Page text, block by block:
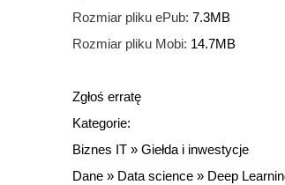
Rozmiar pliku ePub: 7.3MB
Rozmiar pliku Mobi: 14.7MB
Zgłoś erratę
Kategorie:
Biznes IT » Giełda i inwestycje
Dane » Data science » Deep